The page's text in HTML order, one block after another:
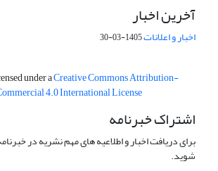
آخرین اخبار
اخبار و اعلانات1405-03-30
under aCreative Commons Attribution-
4.0 International License
اشتراک خبرنامه
برای دریافت اخبار و اطلاعیه های مهم نشریه در
شوید.